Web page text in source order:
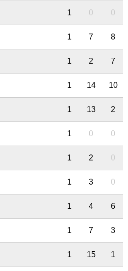
1 0 0
1 7 8
1 2 7
1 14 10
1 13 2
1 0 0
1 2 0
1 3 0
1 4 6
1 7 3
1 15 1